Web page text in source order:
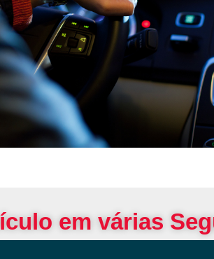
em várias